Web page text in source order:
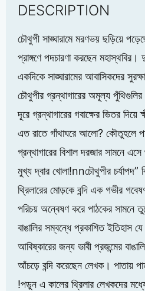
DESCRIPTION
চৌথুপী সাঙ্ঘারামে মরণভয় ছড়িয়ে
প্রাঙ্গণে পদচারণা করছেন
একদিকে সাঙ্ঘারামের আবাসিকদের
চৌথুপীর গ্রন্থাগারের অমূল্য
দূরে গ্রন্থাগারের গবাক্ষের ভিতর
এত রাতে গাঁথাঘরে আলো? কৌতুহলে
গ্রন্থাগারের বিশাল দরজার সামনে
মুখ্য দ্বার খোলা!nnচৌথুপীর চর্যাপদ”
থ্রিলারের মোড়কে বন্দি এক গভীর
পরিচয় অন্বেষণ করে পাঠকের সামনে
বাঙালির সম্বন্ধে প্রকাশিত ইতিহাস
আবিষ্কারের জন্য ভাবী প্রজন্মের
আঁচড়ে বন্দি করেছেন লেখক। পাতায়
!পডুন এ কালের থ্রিলার লেখকদের